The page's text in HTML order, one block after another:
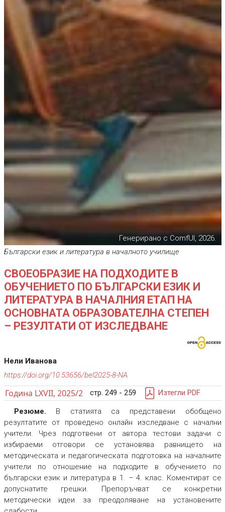
Генерирано с ComfUI, 2026.
Български език и литература в началното училище
СВОЕОБРАЗИЕ НА ПОДХОДИТЕ В
ОБУЧЕНИЕТО ПО БЪЛГАРСКИ ЕЗИК И
ЛИТЕРАТУРА В НАЧАЛНИЯ ЕТАП НА
ОСНОВНАТА ОБРАЗОВАТЕЛНА СТЕПЕН
– РЕЗУЛТАТИ ОТ ИЗСЛЕДВАНЕ
Нели Иванова
https://doi.org/10.53656/bel2025-8-NA
Година LXVII, 2025/2 стр. 249 - 259 Изтегли PDF
Резюме. В статията са представени обобщено
резултатите от проведено онлайн изследване с начални
учители. Чрез подготвени от автора тестови задачи с
избираеми отговори се установява равнището на
методическата и педагогическата подготовка на началните
учители по отношение на подходите в обучението по
български език и литература в 1. – 4. клас. Коментират се
допуснатите грешки. Препоръчват се конкретни
методически идеи за преодоляване на установените